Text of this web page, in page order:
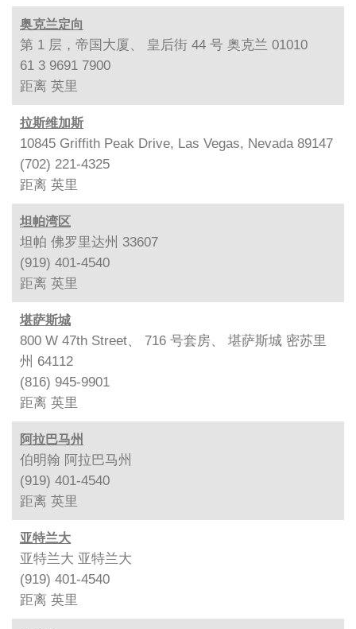
奥克兰定向
第 1 层，帝国大厦、 皇后街 44 号 奥克兰 01010
61 3 9691 7900
距离 英里
拉斯维加斯
10845 Griffith Peak Drive, Las Vegas, Nevada 89147
(702) 221-4325
距离 英里
坦帕湾区
坦帕 佛罗里达州 33607
(919) 401-4540
距离 英里
堪萨斯城
800 W 47th Street、 716 号套房、 堪萨斯城 密苏里
州 64112
(816) 945-9901
距离 英里
阿拉巴马州
伯明翰 阿拉巴马州
(919) 401-4540
距离 英里
亚特兰大
亚特兰大 亚特兰大
(919) 401-4540
距离 英里